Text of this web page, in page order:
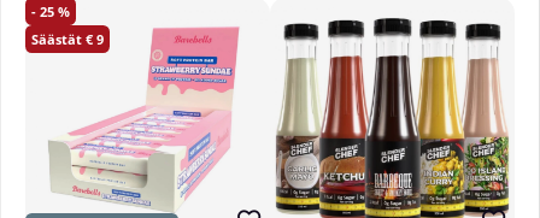
25
9